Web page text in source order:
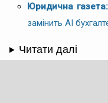
Юридична газета:
замінить AI
Читати далі